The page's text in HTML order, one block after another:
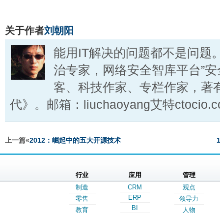
关于作者刘朝阳
能用IT解决的问题都不是问题
治专家，网络安全智库平台”
客、科技作家、专栏作家，著
代》。邮箱：liuchaoyang艾特
上一篇«2012：崛起中的五大开源技术
行业
制造
零售
教育
应用
CRM
ERP
BI
管理
观点
领导力
人物